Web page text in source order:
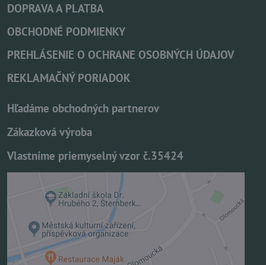
DOPRAVA A PLATBA
OBCHODNÉ PODMIENKY
PREHLÁSENIE O OCHRANE OSOBNÝCH ÚDAJOV
REKLAMAČNÝ PORIADOK
Hľadáme obchodných partnerov
Zákazková výroba
Vlastníme priemyselný vzor č.35424
Externý obsah je blokovaný Voľbami
súkromia